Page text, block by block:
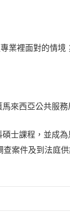
業裡面對的情
來西亞公共服
士課程，並成
案件及到法庭